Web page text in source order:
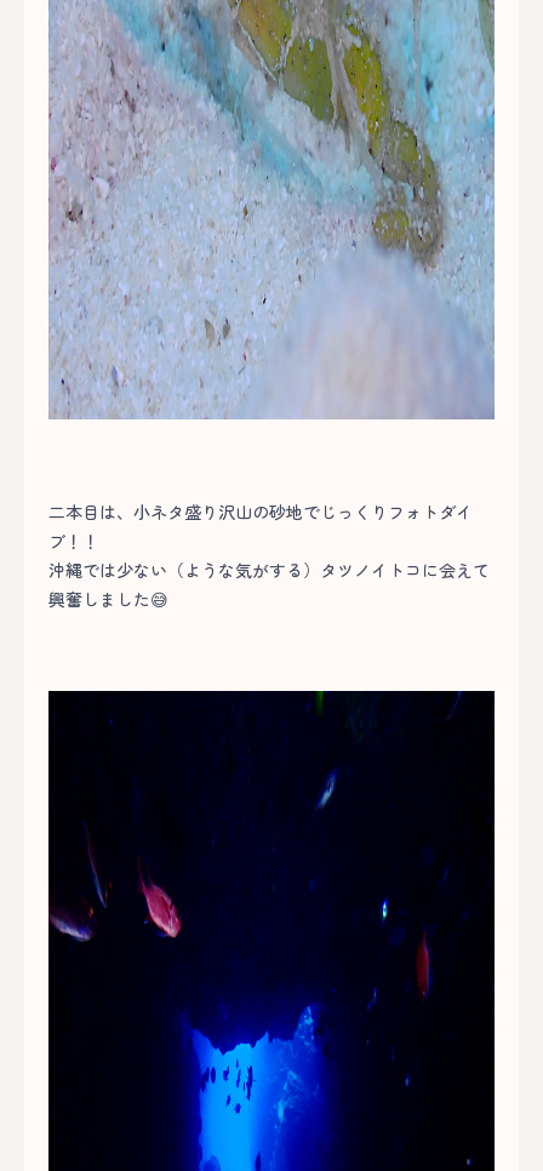
二本目は、小ネタ盛り沢山の砂地でじっくりフォトダイ
ブ！！
沖縄では少ない（ような気がする）タツノイトコに会えて
興奮しました😅